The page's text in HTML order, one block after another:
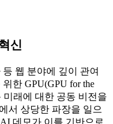
신
웹 분야에 깊이 관여
한 GPU(GPU for the
미래에 대한 공동 비전을
서 상당한 파장을 일으
데모가 이를 기반으로